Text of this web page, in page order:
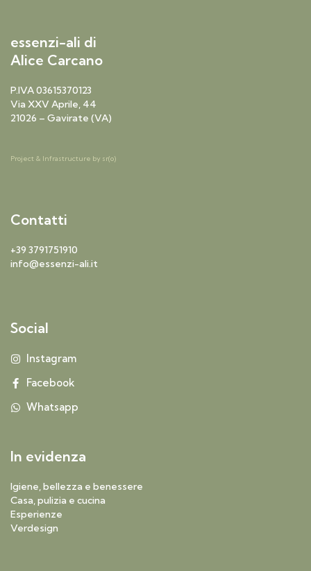
essenzi-ali di
Alice Carcano
P.IVA 03615370123
Via XXV Aprile, 44
21026 – Gavirate (VA)
Project & Infrastructure by sr(o)
Contatti
+39 3791751910
info@essenzi-ali.it
Social
Instagram
Facebook
Whatsapp
In evidenza
Igiene, bellezza e benessere
Casa, pulizia e cucina
Esperienze
Verdesign